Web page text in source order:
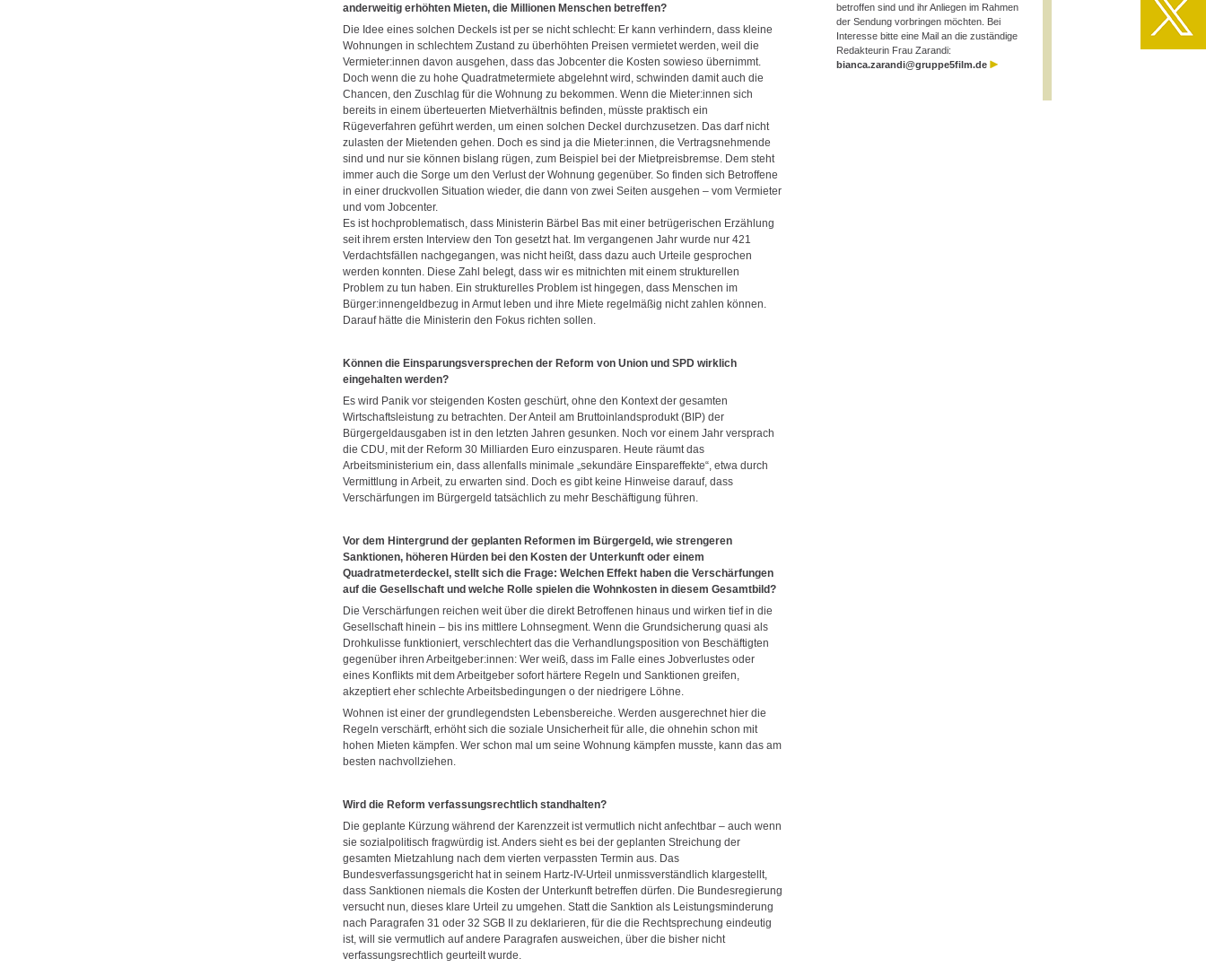
anderweitig erhöhten Mieten, die Millionen Menschen betreffen?
Die Idee eines solchen Deckels ist per se nicht schlecht: Er kann verhindern, dass kleine
Wohnungen in schlechtem Zustand zu überhöhten Preisen vermietet werden, weil die
Vermieter:innen davon ausgehen, dass das Jobcenter die Kosten sowieso übernimmt.
Doch wenn die zu hohe Quadratmetermiete abgelehnt wird, schwinden damit auch die
Chancen, den Zuschlag für die Wohnung zu bekommen. Wenn die Mieter:innen sich
bereits in einem überteuerten Mietverhältnis befinden, müsste praktisch ein
Rügeverfahren geführt werden, um einen solchen Deckel durchzusetzen. Das darf nicht
zulasten der Mietenden gehen. Doch es sind ja die Mieter:innen, die Vertragsnehmende
sind und nur sie können bislang rügen, zum Beispiel bei der Mietpreisbremse. Dem steht
immer auch die Sorge um den Verlust der Wohnung gegenüber. So finden sich Betroffene
in einer druckvollen Situation wieder, die dann von zwei Seiten ausgehen – vom Vermieter
und vom Jobcenter.
Es ist hochproblematisch, dass Ministerin Bärbel Bas mit einer betrügerischen Erzählung
seit ihrem ersten Interview den Ton gesetzt hat. Im vergangenen Jahr wurde nur 421
Verdachtsfällen nachgegangen, was nicht heißt, dass dazu auch Urteile gesprochen
werden konnten. Diese Zahl belegt, dass wir es mitnichten mit einem strukturellen
Problem zu tun haben. Ein strukturelles Problem ist hingegen, dass Menschen im
Bürger:innengeldbezug in Armut leben und ihre Miete regelmäßig nicht zahlen können.
Darauf hätte die Ministerin den Fokus richten sollen.
Können die Einsparungsversprechen der Reform von Union und SPD wirklich
eingehalten werden?
Es wird Panik vor steigenden Kosten geschürt, ohne den Kontext der gesamten
Wirtschaftsleistung zu betrachten. Der Anteil am Bruttoinlandsprodukt (BIP) der
Bürgergeldausgaben ist in den letzten Jahren gesunken. Noch vor einem Jahr versprach
die CDU, mit der Reform 30 Milliarden Euro einzusparen. Heute räumt das
Arbeitsministerium ein, dass allenfalls minimale „sekundäre Einspareffekte“, etwa durch
Vermittlung in Arbeit, zu erwarten sind. Doch es gibt keine Hinweise darauf, dass
Verschärfungen im Bürgergeld tatsächlich zu mehr Beschäftigung führen.
Vor dem Hintergrund der geplanten Reformen im Bürgergeld, wie strengeren
Sanktionen, höheren Hürden bei den Kosten der Unterkunft oder einem
Quadratmeterdeckel, stellt sich die Frage: Welchen Effekt haben die Verschärfungen
auf die Gesellschaft und welche Rolle spielen die Wohnkosten in diesem Gesamtbild?
Die Verschärfungen reichen weit über die direkt Betroffenen hinaus und wirken tief in die
Gesellschaft hinein – bis ins mittlere Lohnsegment. Wenn die Grundsicherung quasi als
Drohkulisse funktioniert, verschlechtert das die Verhandlungsposition von Beschäftigten
gegenüber ihren Arbeitgeber:innen: Wer weiß, dass im Falle eines Jobverlustes oder
eines Konflikts mit dem Arbeitgeber sofort härtere Regeln und Sanktionen greifen,
akzeptiert eher schlechte Arbeitsbedingungen o der niedrigere Löhne.
Wohnen ist einer der grundlegendsten Lebensbereiche. Werden ausgerechnet hier die
Regeln verschärft, erhöht sich die soziale Unsicherheit für alle, die ohnehin schon mit
hohen Mieten kämpfen. Wer schon mal um seine Wohnung kämpfen musste, kann das am
besten nachvollziehen.
Wird die Reform verfassungsrechtlich standhalten?
Die geplante Kürzung während der Karenzzeit ist vermutlich nicht anfechtbar – auch wenn
sie sozialpolitisch fragwürdig ist. Anders sieht es bei der geplanten Streichung der
gesamten Mietzahlung nach dem vierten verpassten Termin aus. Das
Bundesverfassungsgericht hat in seinem Hartz-IV-Urteil unmissverständlich klargestellt,
dass Sanktionen niemals die Kosten der Unterkunft betreffen dürfen. Die Bundesregierung
versucht nun, dieses klare Urteil zu umgehen. Statt die Sanktion als Leistungsminderung
nach Paragrafen 31 oder 32 SGB II zu deklarieren, für die die Rechtsprechung eindeutig
ist, will sie vermutlich auf andere Paragrafen ausweichen, über die bisher nicht
verfassungsrechtlich geurteilt wurde.
betroffen sind und ihr Anliegen im Rahmen
der Sendung vorbringen möchten. Bei
Interesse bitte eine Mail an die zuständige
Redakteurin Frau Zarandi:
bianca.zarandi@gruppe5film.de